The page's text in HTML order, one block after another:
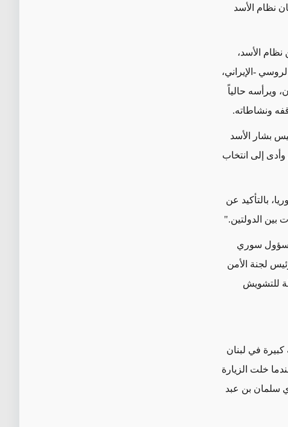
نظام الأسد
نظام الأسد،
-الإيراني،
ويرأسه حالياً
ونشاطاته.
إن "الرئيس بشار الأسد
إلى انتخاب
بالتأكيد عن
بين الدولتين."
مسؤول سوري
لجنة الأمن
للتشويش
كبيرة في لبنان
خلت الزيارة
سلمان بن عبد